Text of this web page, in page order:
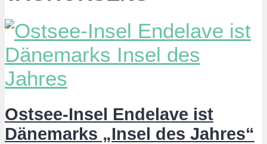
Ostsee-Insel Endelave ist
Dänemarks „Insel des Jahres“